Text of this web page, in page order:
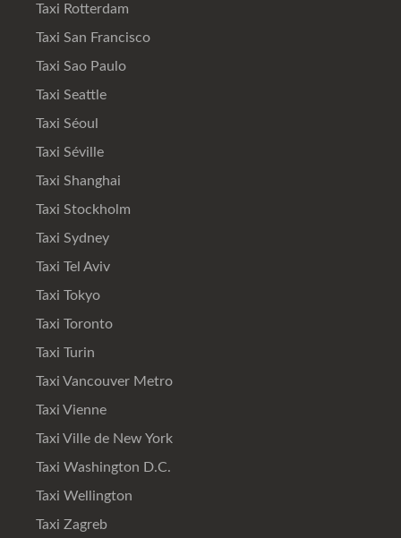
Taxi Rotterdam
Taxi San Francisco
Taxi Sao Paulo
Taxi Seattle
Taxi Séoul
Taxi Séville
Taxi Shanghai
Taxi Stockholm
Taxi Sydney
Taxi Tel Aviv
Taxi Tokyo
Taxi Toronto
Taxi Turin
Taxi Vancouver Metro
Taxi Vienne
Taxi Ville de New York
Taxi Washington D.C.
Taxi Wellington
Taxi Zagreb